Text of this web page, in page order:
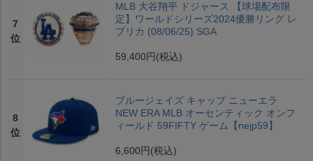
7
位
MLB 大谷翔平 ドジャース 【球場配布限
定】ワールドシリーズ2024優勝リング レ
プリカ (08/06/25) SGA
59,400円 (税込)
8
位
ブルージェイズ キャップ ニューエラ
NEW ERA MLB オーセンティック オンフ
ィールド 59FIFTY ゲーム【nejp59】
6,600円 (税込)